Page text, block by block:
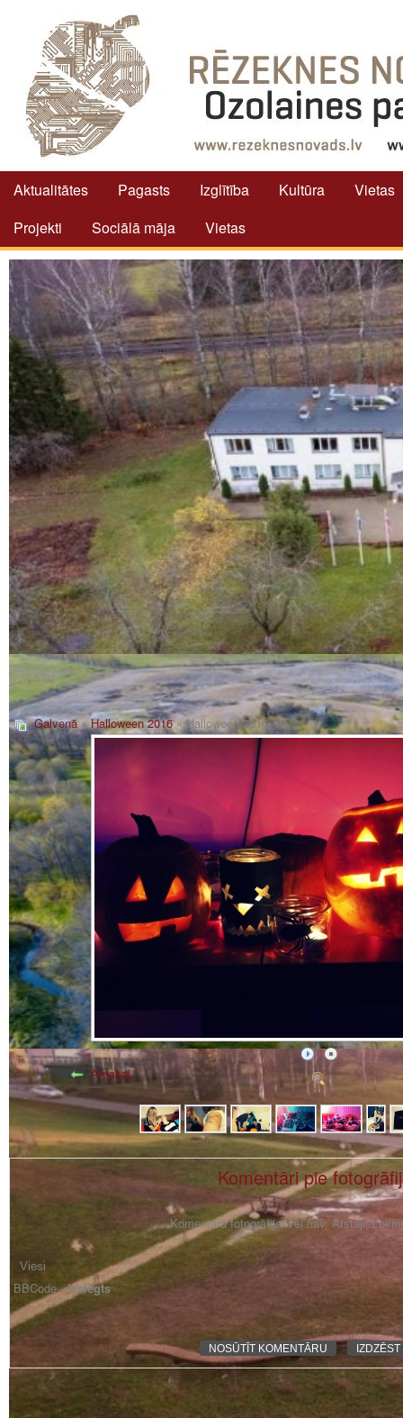
Aktualitātes Pagasts Izglītība Kultūra
Vietas
Projekti
Sociālā māja Vietas
Galvenā»Halloween 2016» Halloween 2016_18
Atpakaļ
Komentāri pie
Komentāra fotogrāfijai vēl nav. Atstājiet
BBCode -izslēgts